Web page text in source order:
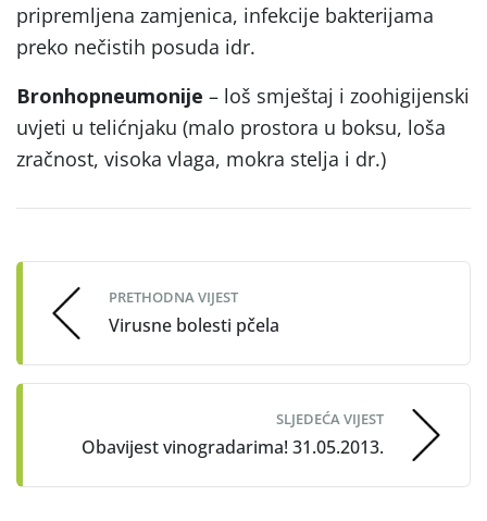
pripremljena zamjenica, infekcije bakterijama
preko nečistih posuda idr.
Bronhopneumonije – loš smještaj i zoohigijenski
uvjeti u telićnjaku (malo prostora u boksu, loša
zračnost, visoka vlaga, mokra stelja i dr.)
navigation
PRETHODNA VIJEST
Virusne bolesti pčela
SLJEDEĆA VIJEST
Obavijest vinogradarima! 31.05.2013.